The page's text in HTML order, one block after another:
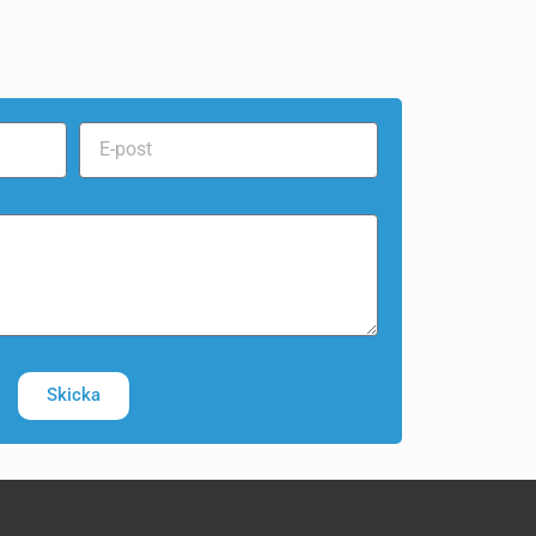
Skicka